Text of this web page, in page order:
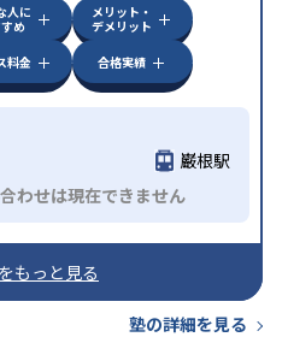
人に
め
メリット・
デメリット
料金 合格実績
巌根駅
わせは現在できません
もっと見る
塾の詳細を見る